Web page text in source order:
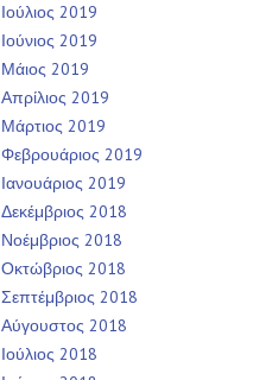
Ιούλιος 2019
Ιούνιος 2019
Μάιος 2019
Απρίλιος 2019
Μάρτιος 2019
Φεβρουάριος 2019
Ιανουάριος 2019
Δεκέμβριος 2018
Νοέμβριος 2018
Οκτώβριος 2018
Σεπτέμβριος 2018
Αύγουστος 2018
Ιούλιος 2018